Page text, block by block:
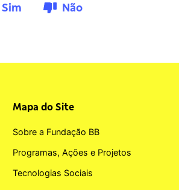
Sim Não
Mapa do Site
Sobre a Fundação BB
Programas, Ações e Projetos
Tecnologias Sociais